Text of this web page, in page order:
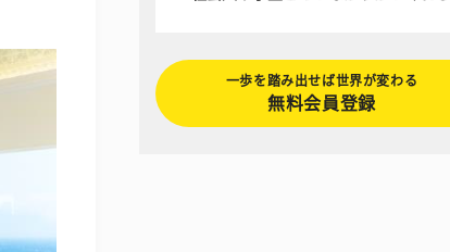
一歩を踏み出せば世界が変わる
無料会員登録